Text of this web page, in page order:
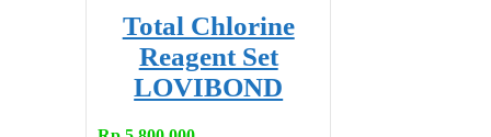
Total Chlorine
Reagent Set
LOVIBOND